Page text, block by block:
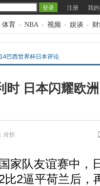
注册 我
体育 - NBA - 视频 - 娱谈 -
巴西世界杯日本评论
时 日本闪耀欧
肖忻
队友谊赛中，
2逼平荷兰后，